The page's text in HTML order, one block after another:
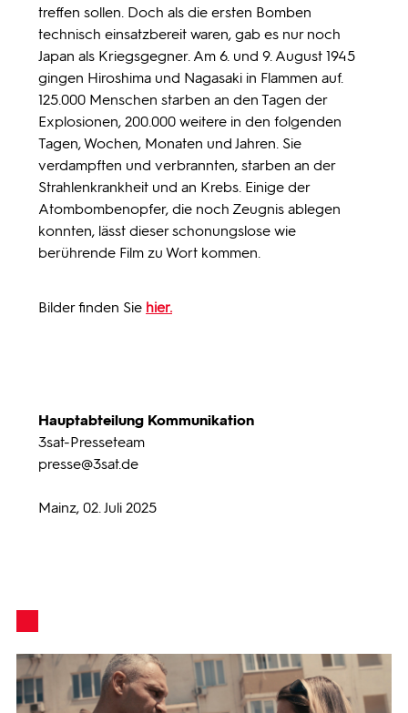
treffen sollen. Doch als die ersten Bomben
technisch einsatzbereit waren, gab es nur noch
Japan als Kriegsgegner. Am 6. und 9. August 1945
gingen Hiroshima und Nagasaki in Flammen auf.
125.000 Menschen starben an den Tagen der
Explosionen, 200.000 weitere in den folgenden
Tagen, Wochen, Monaten und Jahren. Sie
verdampften und verbrannten, starben an der
Strahlenkrankheit und an Krebs. Einige der
Atombombenopfer, die noch Zeugnis ablegen
konnten, lässt dieser schonungslose wie
berührende Film zu Wort kommen.
Bilder finden Sie hier.
Hauptabteilung Kommunikation
3sat-Presseteam
presse@3sat.de
Mainz, 02. Juli 2025